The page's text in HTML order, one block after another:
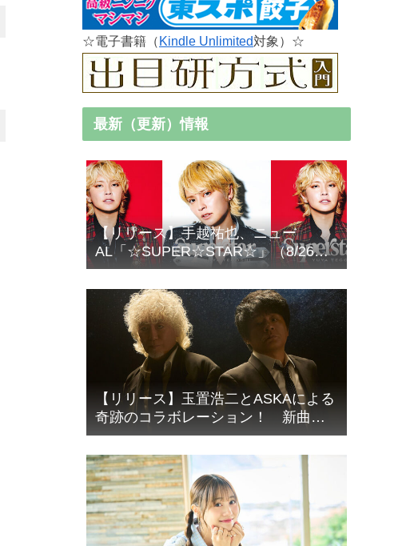
☆電子書籍（Kindle Unlimited対象）☆
最新（更新）情報
【リリース】手越祐也、ニュー
AL「☆SUPER☆STAR☆」（8/26発
売）より「AME-KAZE」＆「エデ
ン」2曲先行サプライズ配信！
【リリース】玉置浩二とASKAによる
奇跡のコラボレーション！ 新曲
「音銀河」9/16リリース